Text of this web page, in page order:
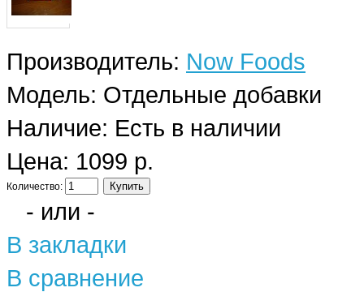
Производитель: Now Foods
Модель: Отдельные добавки
Наличие: Есть в наличии
Цена: 1099 р.
Количество:
- или -
В закладки
В сравнение